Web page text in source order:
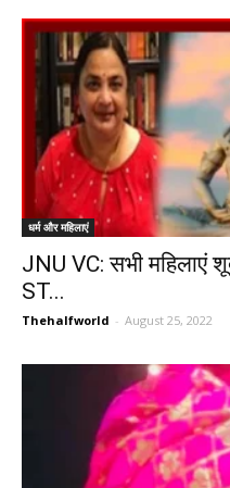
धर्म और महिलाएं
JNU VC: सभी महिलाएं
ST...
Thehalfworld - August 25, 2022